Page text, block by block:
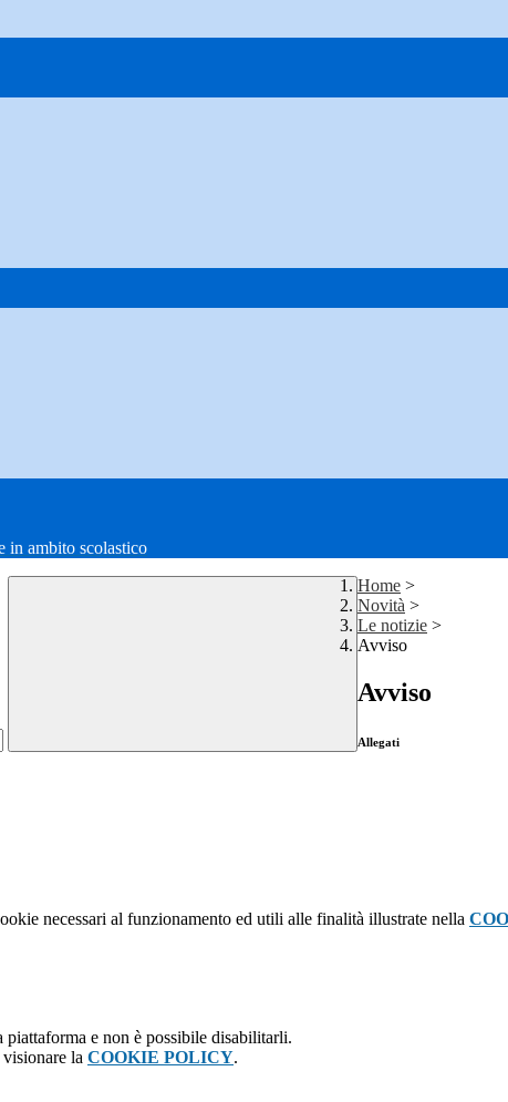
in ambito scolastico
Home >
Novità >
Le notizie >
Avviso
Avviso
Allegati
necessari al funzionamento ed utili alle finalità illustrate nella
e non è possibile disabilitarli.
la COOKIE POLICY.